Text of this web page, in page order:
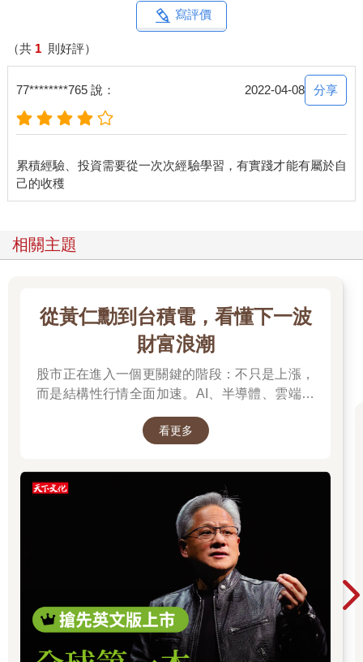
寫評價
（共 1 則好評）
77********765 說： 2022-04-08 分享
累積經驗、投資需要從一次次經驗學習，有實踐才能有屬於自
相關主題
從黃仁勳到台積電，看懂下一波
財富浪潮
股市正在進入一個更關鍵的階段：不只是上漲，
而是結構性行情全面加速。AI、半導體、雲端運
動全球科技基礎建設持續升級。尤其台灣憑藉晶
潮的關鍵樞紐上。而在這場浪潮中，有一個名字
你不得不認識：黃仁勳（NVIDIA），他正在定義
AI算力時代的規則，而台積電則是全球晶片製造
的核心引擎。從AI晶片、資料中心到記憶體與伺
服器，整條產業鏈正在被重新定價，帶動企業獲
利與出口預期同步上修。這不只是股市行情，而
是一次世界趨勢的重組：AI正在重寫產業分工，
也正在改變資本流向與全球經濟結構。
看更多